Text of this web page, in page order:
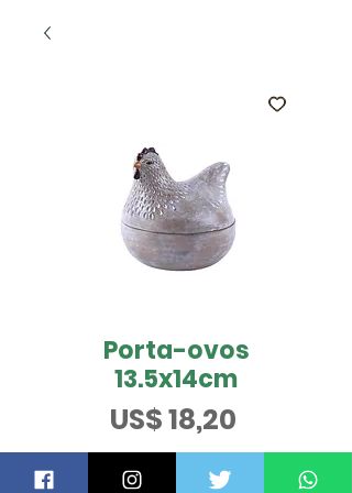
Porta-ovos
13.5x14cm
US$ 18,20
QUER SABER MAIS?